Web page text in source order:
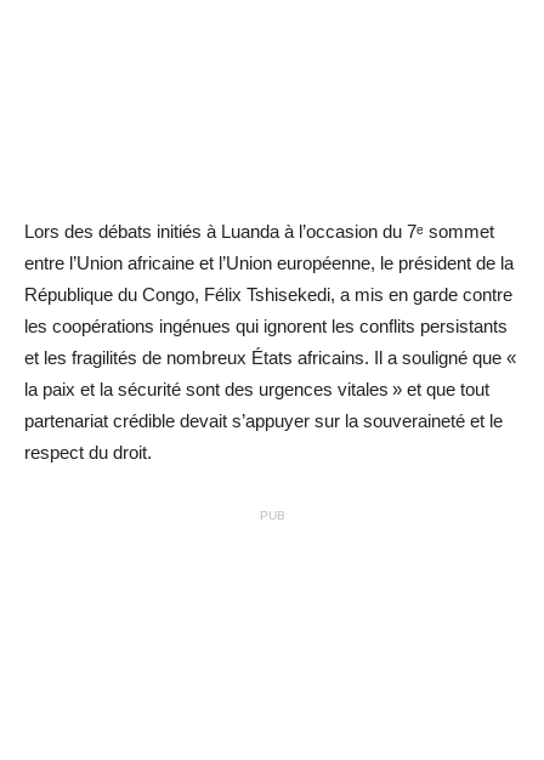
Lors des débats initiés à Luanda à l’occasion du 7ᵉ sommet
entre l’Union africaine et l’Union européenne, le président de la
République du Congo, Félix Tshisekedi, a mis en garde contre
les coopérations ingénues qui ignorent les conflits persistants
et les fragilités de nombreux États africains. Il a souligné que «
la paix et la sécurité sont des urgences vitales » et que tout
partenariat crédible devait s’appuyer sur la souveraineté et le
respect du droit.
PUB